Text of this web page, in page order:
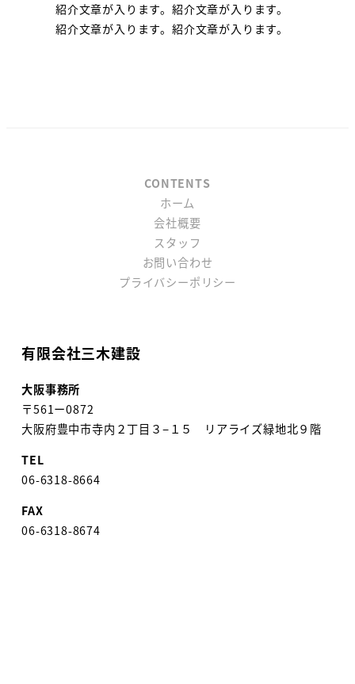
紹介文章が入ります。紹介文章が入ります。
紹介文章が入ります。紹介文章が入ります。
ホーム
会社概要
スタッフ
お問い合わせ
プライバシーポリシー
有限会社三木建設
大阪事務所
〒561ー0872
大阪府豊中市寺内２丁目３−１５ リアライズ緑地北９階
TEL
06-6318-8664
FAX
06-6318-8674